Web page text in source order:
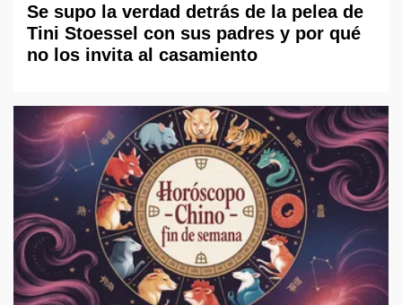
Se supo la verdad detrás de la pelea de
Tini Stoessel con sus padres y por qué
no los invita al casamiento